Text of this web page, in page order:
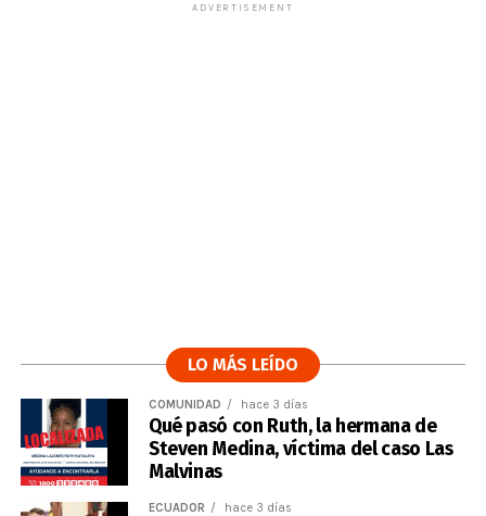
ADVERTISEMENT
LO MÁS LEÍDO
COMUNIDAD hace 3 días
Qué pasó con Ruth, la hermana de
Steven Medina, víctima del caso Las
Malvinas
ECUADOR hace 3 días